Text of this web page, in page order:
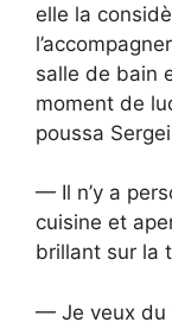
elle la
salle de bain
moment de
poussa
— Il n’y a
cuisine et
brillant sur la
— Je veux du